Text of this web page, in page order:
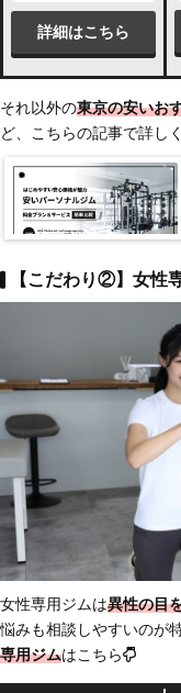
詳細はこちら
それ以外の東京の安いお
ど、こちらの記事で詳し
【こだわり②】女性
女性専用ジムは異性の目
悩みも相談しやすいのが
専用ジムはこちら